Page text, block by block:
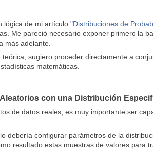
lógica de mi artículo "Distribuciones de
Me pareció necesario exponer primero la
más adelante.
sugiero proceder directamente a
matemáticas.
con una Distribución
de datos reales, es muy importante ser
debería configurar parámetros de la
resultado estas muestras de valores para